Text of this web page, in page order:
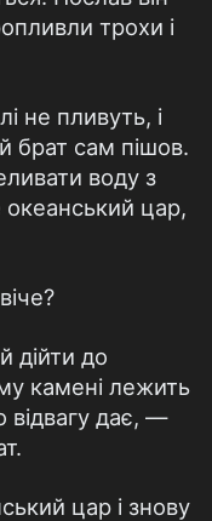
трохи і
не пливуть, і
брат сам пішов.
воду з
цар,
дійти до
камені лежить
відвагу дає, —
цар і знову